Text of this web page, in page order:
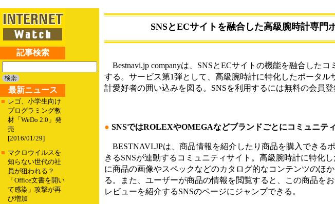
記事検索
最新ニュース
■ レゴ、小学生向け
プログラミング教
材「WeDo 2.0」発
売
[2016/01/29]
■ マクロウイルスを
知らない世代の社
員が狙われる？
「Office文書を開い
て感染」攻撃が再
び増加
SNSとECサイトを融合した高級腕時計専門
Bestnavi.jp companyは、SNSとECサイトの機能を融合した
する。サービス第1弾として、高級腕時計に特化したポータル
計愛好者の囲い込みを図る。SNSを利用するには無料の会員登
● SNSではROLEXやOMEGAなどブランドごとにコミュニテ
BESTNAVI.JPは、商品情報を紹介したり商品を購入できる
きるSNSが連動するコミュニティサイト。高級腕時計に特化
に商品の画像やスペックなどのカタログ的なコンテンツのほ
る。また、ユーザーが商品の情報を閲覧すると、この商品を
レビューを紹介するSNSのページにジャンプできる。